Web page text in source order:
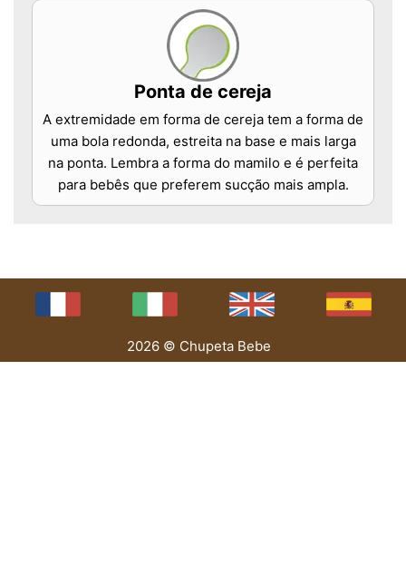
Ponta de cereja
A extremidade em forma de cereja tem a forma de
uma bola redonda, estreita na base e mais larga
na ponta. Lembra a forma do mamilo e é perfeita
para bebês que preferem sucção mais ampla.
2026 © Chupeta Bebe